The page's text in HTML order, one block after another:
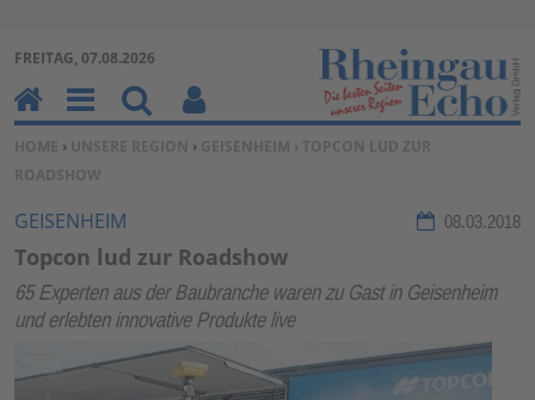
Zum Inhalt springen ↓
FREITAG, 07.08.2026
SIE BEFINDEN SICH HIER:
HOME › UNSERE REGION › GEISENHEIM › TOPCON LUD ZUR
ROADSHOW
GEISENHEIM 08.03.2018
Topcon lud zur Roadshow
65 Experten aus der Baubranche waren zu Gast in Geisenheim
und erlebten innovative Produkte live
H
o
m
e
M
en
u
Su
ch
Be
nu
un
kti
on
en